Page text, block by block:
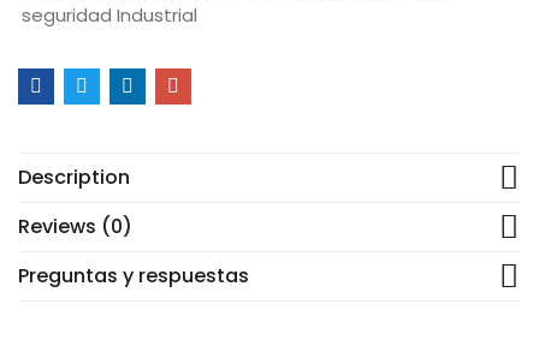
seguridad Industrial
Description
Reviews (0)
Preguntas y respuestas